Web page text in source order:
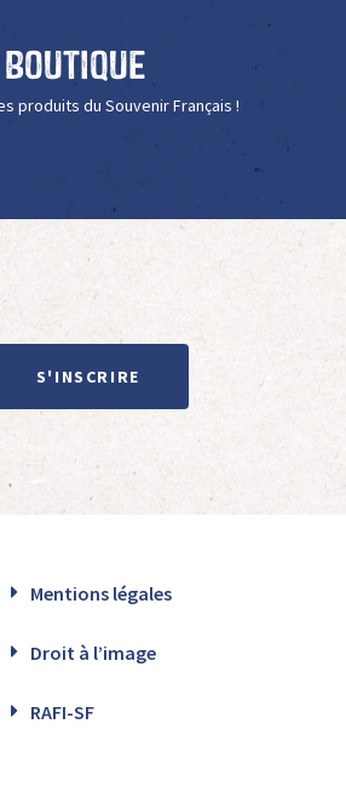
Boutique
produits du Souvenir Français !
S'INSCRIRE
Mentions légales
Droit à l’image
RAFI-SF